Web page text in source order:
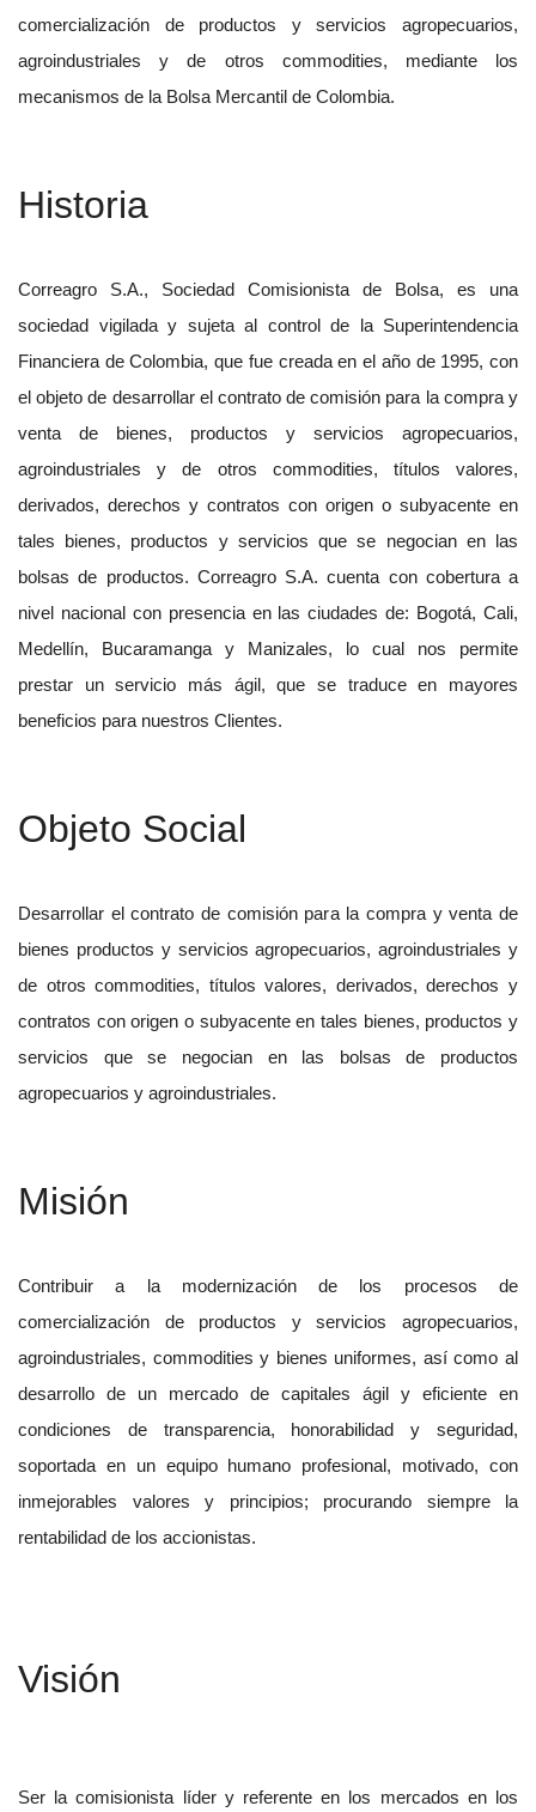
comercialización de productos y servicios agropecuarios,
agroindustriales y de otros commodities, mediante los
mecanismos de la Bolsa Mercantil de Colombia.
Historia
Correagro S.A., Sociedad Comisionista de Bolsa, es una
sociedad vigilada y sujeta al control de la Superintendencia
Financiera de Colombia, que fue creada en el año de 1995, con
el objeto de desarrollar el contrato de comisión para la compra y
venta de bienes, productos y servicios agropecuarios,
agroindustriales y de otros commodities, títulos valores,
derivados, derechos y contratos con origen o subyacente en
tales bienes, productos y servicios que se negocian en las
bolsas de productos. Correagro S.A. cuenta con cobertura a
nivel nacional con presencia en las ciudades de: Bogotá, Cali,
Medellín, Bucaramanga y Manizales, lo cual nos permite
prestar un servicio más ágil, que se traduce en mayores
beneficios para nuestros Clientes.
Objeto Social
Desarrollar el contrato de comisión para la compra y venta de
bienes productos y servicios agropecuarios, agroindustriales y
de otros commodities, títulos valores, derivados, derechos y
contratos con origen o subyacente en tales bienes, productos y
servicios que se negocian en las bolsas de productos
agropecuarios y agroindustriales.
Misión
Contribuir a la modernización de los procesos de
comercialización de productos y servicios agropecuarios,
agroindustriales, commodities y bienes uniformes, así como al
desarrollo de un mercado de capitales ágil y eficiente en
condiciones de transparencia, honorabilidad y seguridad,
soportada en un equipo humano profesional, motivado, con
inmejorables valores y principios; procurando siempre la
rentabilidad de los accionistas.
Visión
Ser la comisionista líder y referente en los mercados en los